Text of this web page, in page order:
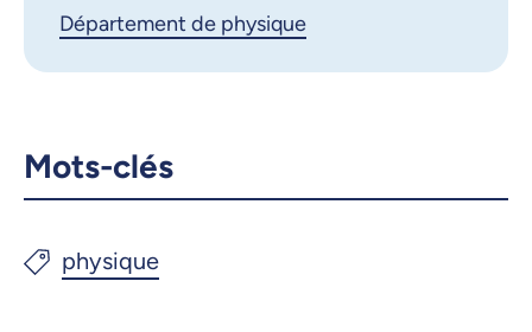
Département de physique
Mots-clés